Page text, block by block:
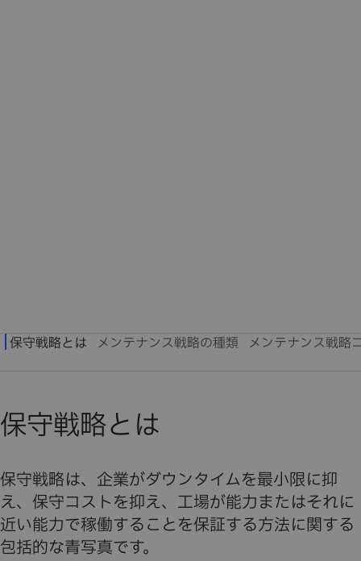
保守戦略とは
保守戦略は、企業がダウンタイムを最小限に抑
え、保守コストを抑え、工場が能力またはそれに
近い能力で稼働することを保証する方法に関する
包括的な青写真です。